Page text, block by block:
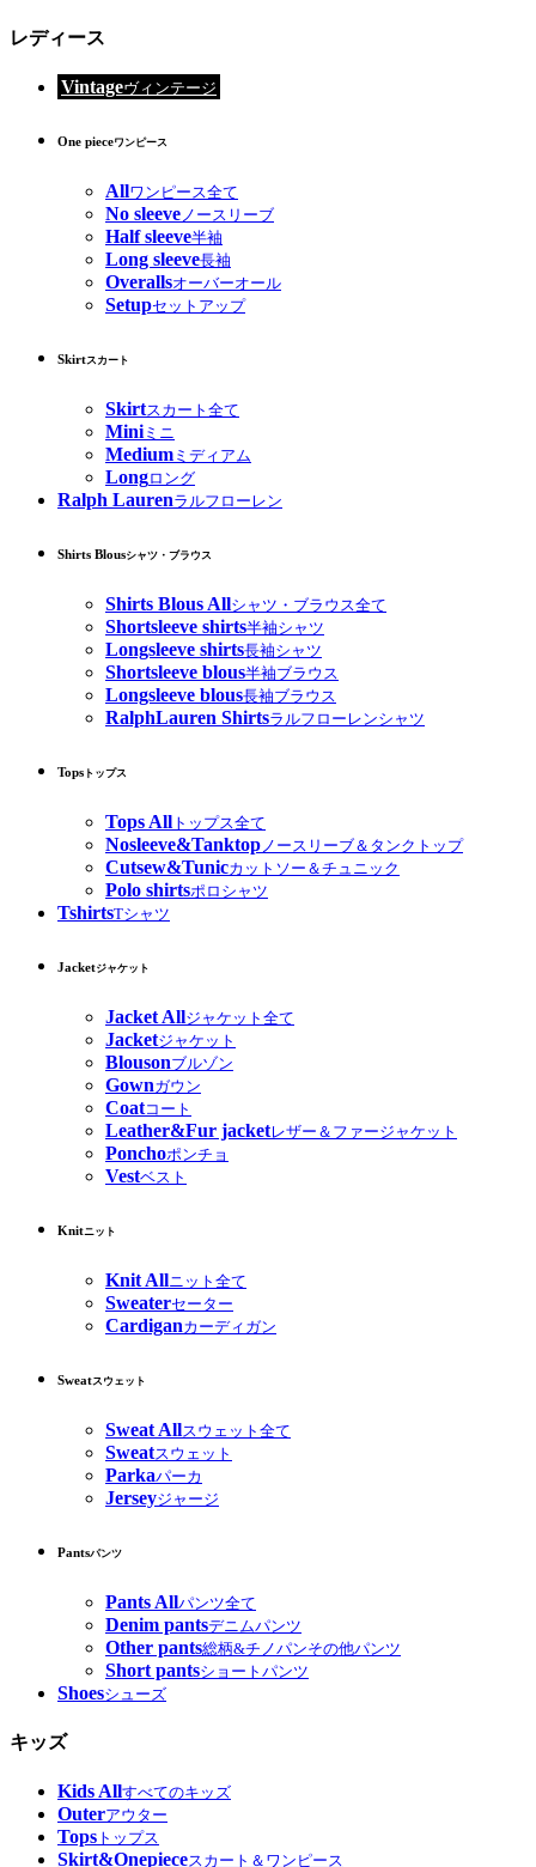
レディース
Vintageヴィンテージ
One pieceワンピース
Allワンピース全て
No sleeveノースリーブ
Half sleeve半袖
Long sleeve長袖
Overallsオーバーオール
Setupセットアップ
Skirtスカート
Skirtスカート全て
Miniミニ
Medium ミディアム
Longロング
Ralph Laurenラルフローレン
Shirts Blousシャツ・ブラウス
Shirts Blous Allシャツ・ブラウス全て
Shortsleeve shirts半袖シャツ
Longsleeve shirts長袖シャツ
Shortsleeve blous半袖ブラウス
Longsleeve blous長袖ブラウス
RalphLauren Shirtsラルフローレンシャツ
Tops トップス
Tops All トップス全て
Nosleeve&Tanktop ノースリーブ＆タンクトップ
Cutsew&Tunicカットソー＆チュニック
Polo shirtsポロシャツ
TshirtsTシャツ
Jacketジャケット
Jacket Allジャケット全て
Jacketジャケット
Blousonブルゾン
Gownガウン
Coatコート
Leather&Fur jacketレザー＆ファージャケット
Ponchoポンチョ
Vestベスト
Knitニット
Knit Allニット全て
Sweaterセーター
Cardiganカーディガン
Sweatスウェット
Sweat Allスウェット全て
Sweatスウェット
Parkaパーカ
Jerseyジャージ
Pantsパンツ
Pants Allパンツ全て
Denim pantsデニムパンツ
Other pants総柄&チノパンその他パンツ
Short pantsショートパンツ
Shoesシューズ
キッズ
Kids Allすべてのキッズ
Outerアウター
Tops トップス
Skirt&Onepieceスカート＆ワンピース